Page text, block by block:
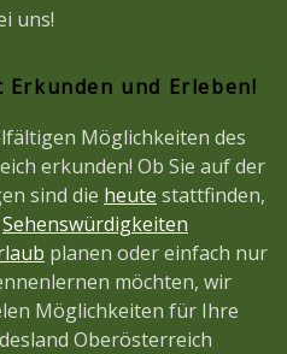
uns!
und Erleben!
Möglichkeiten des
erkunden! Ob Sie auf der
sind die heute stattfinden,
Sehenswürdigkeiten
planen oder einfach nur
möchten, wir
Möglichkeiten für Ihre
Oberösterreich